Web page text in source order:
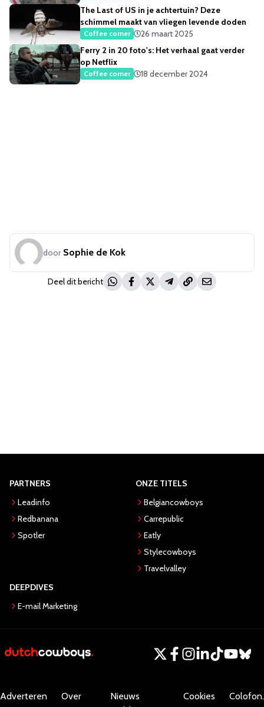
The Last of US in je achtertuin? Deze
schimmel maakt van vliegen levende doden
Coffee corner
26 maart 2025
Ferry 2 in 20 foto's: Het verhaal gaat verder
op Netflix
Coffee corner 18 december 2024
door Sophie de Kok
Deel dit bericht
PARTNERS
Leadinfo
Redbanana
Spotler
ONZE TITELS
Belgiancowboys
Carrepublic
Eatly
Stylecowboys
Travelvalley
DEEPDIVES
E-mail Marketing
Adverteren
Over
Nieuws
Cookies Colofon.